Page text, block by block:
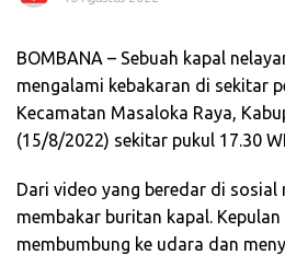
BOMBANA – Sebuah kapal
mengalami kebakaran di sekitar
Kecamatan Masaloka Raya,
(15/8/2022) sekitar pukul 17.30
Dari video yang beredar di sosial
membakar buritan kapal.
membumbung ke udara dan